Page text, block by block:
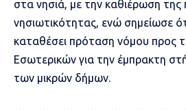
στα νησιά, με την καθιέρωση
νησιωτικότητας, ενώ σημείωσε
καταθέσει πρόταση νόμου προς
Εσωτερικών για την έμπρακτη
των μικρών δήμων.